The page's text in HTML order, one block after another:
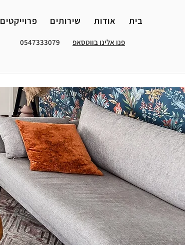
בית אודות שירותים פרוייקטים
0547333079 פנו אלינו בווטסאפ